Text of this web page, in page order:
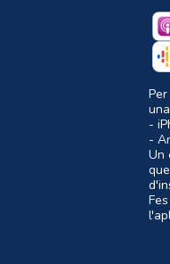
-
-
Un